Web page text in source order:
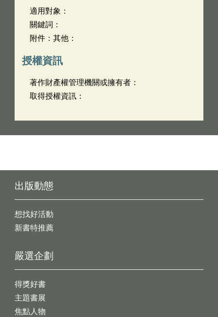
適用對象：
關鍵詞：
附件：其他：
授權資訊
著作財產權管理機關或擁有者：
取得授權資訊：
出版動態
想找好活動
新書特推薦
嚴選企劃
得獎好書
主題書展
焦點人物